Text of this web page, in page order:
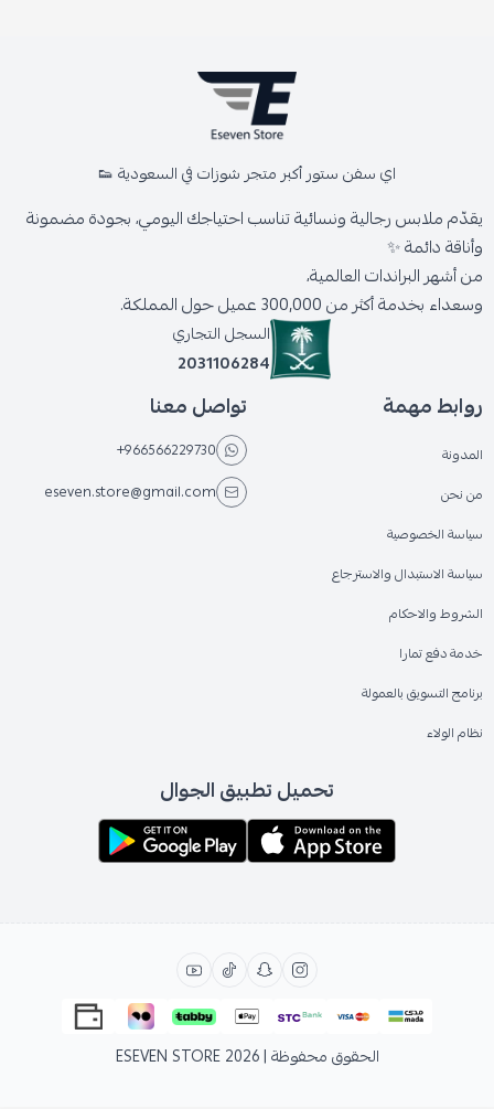
اي سفن ستور أكبر متجر شوزات في السعودية 👟
يقدّم ملابس رجالية ونسائية تناسب احتياجك اليومي، بجودة مضمونة
وأناقة دائمة ✨
من أشهر البراندات العالمية،
وسعداء بخدمة أكثر من 300,000 عميل حول المملكة.
السجل التجاري
2031106284
روابط مهمة
المدونة
من نحن
سياسة الخصوصية
سياسة الاستبدال والاسترجاع
الشروط والاحكام
خدمة دفع تمارا
برنامج التسويق بالعمولة
نظام الولاء
تواصل معنا
+966566229730
eseven.store@gmail.com
تحميل تطبيق الجوال
الحقوق محفوظة | 2026 ESEVEN STORE